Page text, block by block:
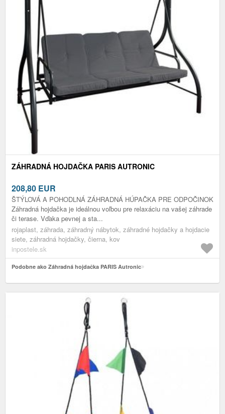
ZÁHRADNÁ HOJDAČKA PARIS AUTRONIC
208,80 EUR
ŠTÝLOVÁ A POHODLNÁ ZÁHRADNÁ HÚPAČKA PRE ODPOČINOK
Záhradná hojdačka je ideálnou voľbou pre relaxáciu na vašej záhrade
či terase. Vďaka pevnej a sta...
rojaplast, záhrada, záhradný nábytok, záhradné hojdačky a hojdacie
siete, záhradná hojdačky, čierna, kov
inpostele.sk
Podobne ako Záhradná hojdačka PARIS Autronic